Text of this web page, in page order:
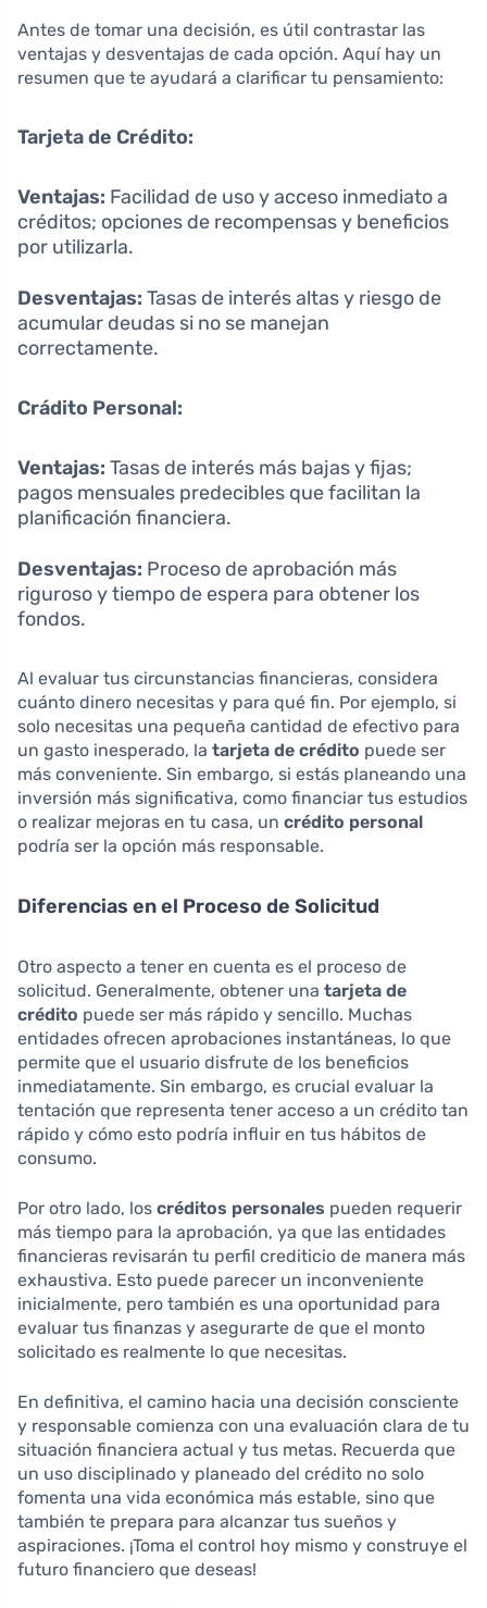
Antes de tomar una decisión, es útil contrastar las
ventajas y desventajas de cada opción. Aquí hay un
resumen que te ayudará a clarificar tu pensamiento:
Tarjeta de Crédito:
Ventajas: Facilidad de uso y acceso inmediato a
créditos; opciones de recompensas y beneficios
por utilizarla.
Desventajas: Tasas de interés altas y riesgo de
acumular deudas si no se manejan
correctamente.
Crádito Personal:
Ventajas: Tasas de interés más bajas y fijas;
pagos mensuales predecibles que facilitan la
planificación financiera.
Desventajas: Proceso de aprobación más
riguroso y tiempo de espera para obtener los
fondos.
Al evaluar tus circunstancias financieras, considera
cuánto dinero necesitas y para qué fin. Por ejemplo, si
solo necesitas una pequeña cantidad de efectivo para
un gasto inesperado, la tarjeta de crédito puede ser
más conveniente. Sin embargo, si estás planeando una
inversión más significativa, como financiar tus estudios
o realizar mejoras en tu casa, un crédito personal
podría ser la opción más responsable.
Diferencias en el Proceso de Solicitud
Otro aspecto a tener en cuenta es el proceso de
solicitud. Generalmente, obtener una tarjeta de
crédito puede ser más rápido y sencillo. Muchas
entidades ofrecen aprobaciones instantáneas, lo que
permite que el usuario disfrute de los beneficios
inmediatamente. Sin embargo, es crucial evaluar la
tentación que representa tener acceso a un crédito tan
rápido y cómo esto podría influir en tus hábitos de
consumo.
Por otro lado, los créditos personales pueden requerir
más tiempo para la aprobación, ya que las entidades
financieras revisarán tu perfil crediticio de manera más
exhaustiva. Esto puede parecer un inconveniente
inicialmente, pero también es una oportunidad para
evaluar tus finanzas y asegurarte de que el monto
solicitado es realmente lo que necesitas.
En definitiva, el camino hacia una decisión consciente
y responsable comienza con una evaluación clara de tu
situación financiera actual y tus metas. Recuerda que
un uso disciplinado y planeado del crédito no solo
fomenta una vida económica más estable, sino que
también te prepara para alcanzar tus sueños y
aspiraciones. ¡Toma el control hoy mismo y construye el
futuro financiero que deseas!